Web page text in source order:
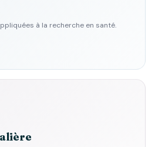
à la recherche en santé.